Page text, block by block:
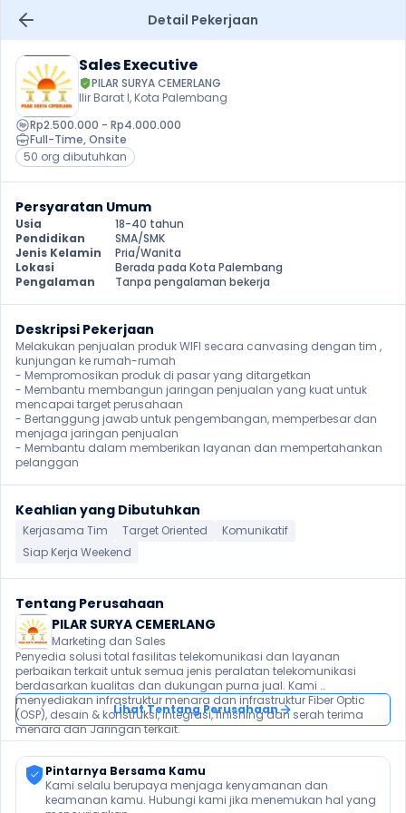
Detail Pekerjaan
Sales Executive
PILAR SURYA CEMERLANG
Ilir Barat I, Kota Palembang
Rp2.500.000 - Rp4.000.000
Full-Time, Onsite
50 org dibutuhkan
Persyaratan Umum
Usia
18-40 tahun
Pendidikan
SMA/SMK
Jenis Kelamin
Pria/Wanita
Lokasi
Berada pada Kota Palembang
Pengalaman
Tanpa pengalaman bekerja
Deskripsi Pekerjaan
Melakukan penjualan produk WIFI secara canvasing dengan tim ,
kunjungan ke rumah-rumah
- Mempromosikan produk di pasar yang ditargetkan
- Membantu membangun jaringan penjualan yang kuat untuk
mencapai target perusahaan
- Bertanggung jawab untuk pengembangan, memperbesar dan
menjaga jaringan penjualan
- Membantu dalam memberikan layanan dan mempertahankan
pelanggan
Keahlian yang Dibutuhkan
Kerjasama Tim Target Oriented
Komunikatif
Siap Kerja Weekend
Tentang Perusahaan
PILAR SURYA CEMERLANG
Marketing dan Sales
Penyedia solusi total fasilitas telekomunikasi dan layanan
perbaikan terkait untuk semua jenis peralatan telekomunikasi
berdasarkan kualitas dan dukungan purna jual. Kami
menyediakan infrastruktur menara dan infrastruktur Fiber Optic
(OSP), desain & konstruksi, integrasi, finishing dan serah terima
menara dan Jaringan terkait.
Lihat Tentang Perusahaan
Pintarnya Bersama Kamu
Kami selalu berupaya menjaga kenyamanan dan
keamanan kamu. Hubungi kami jika menemukan hal yang